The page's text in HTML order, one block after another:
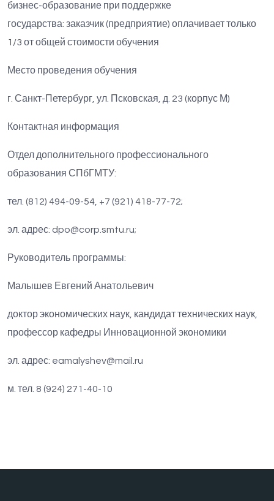
бизнес-образование при поддержке
государства: заказчик (предприятие) оплачивает только
1/3 от общей стоимости обучения
Место проведения обучения
г. Санкт-Петербург, ул. Псковская, д. 23 (корпус М)
Контактная информация
Отдел дополнительного профессионального
образования СПбГМТУ:
тел. (812) 494-09-54, +7 (921) 418-77-72;
эл. адрес: dpo@corp.smtu.ru;
Руководитель программы:
Малышев Евгений Анатольевич
доктор экономических наук, кандидат технических наук,
профессор кафедры Инновационной экономики
эл. адрес: eamalyshev@mail.ru
м. тел. 8 (924) 271-40-10